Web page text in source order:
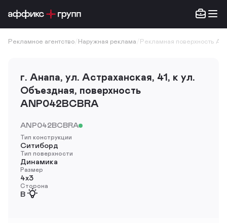
Рекламное агентство Наружная реклама Рекламная поверхность
г. Анапа, ул. Астраханская, 41, к ул.
Объездная, поверхность
ANP042BCBRA
ANP042BCBRA
Тип конструкции
Ситиборд
Тип поверхности
Динамика
Размер
4х3
Сторона
B